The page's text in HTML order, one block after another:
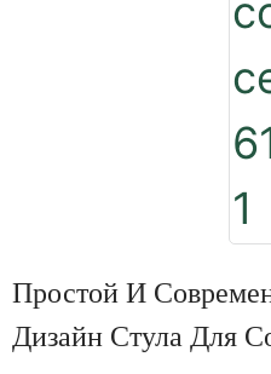
Простой И
Дизайн Стула Для